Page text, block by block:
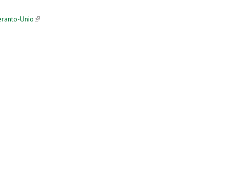
Unio(link is external)